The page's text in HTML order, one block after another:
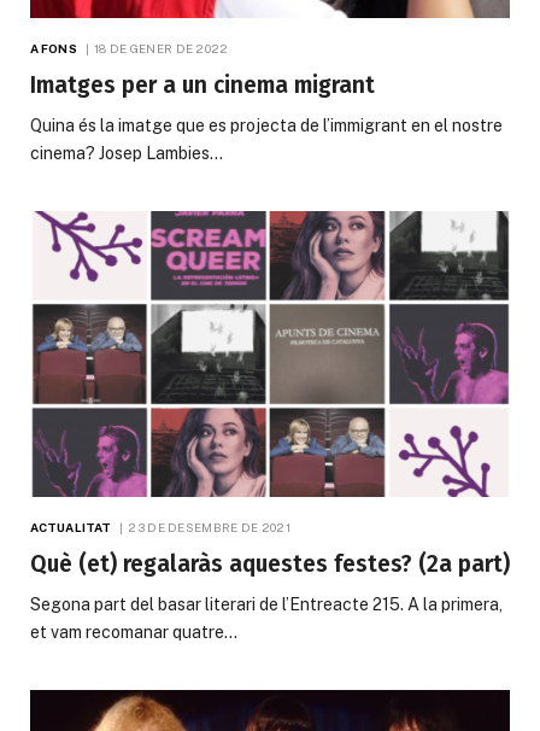
A FONS 18 DE GENER DE 2022
Imatges per a un cinema migrant
Quina és la imatge que es projecta de l’immigrant en el nostre
cinema? Josep Lambies…
ACTUALITAT 23 DE DESEMBRE DE 2021
Què (et) regalaràs aquestes festes? (2a part)
Segona part del basar literari de l’Entreacte 215. A la primera,
et vam recomanar quatre…